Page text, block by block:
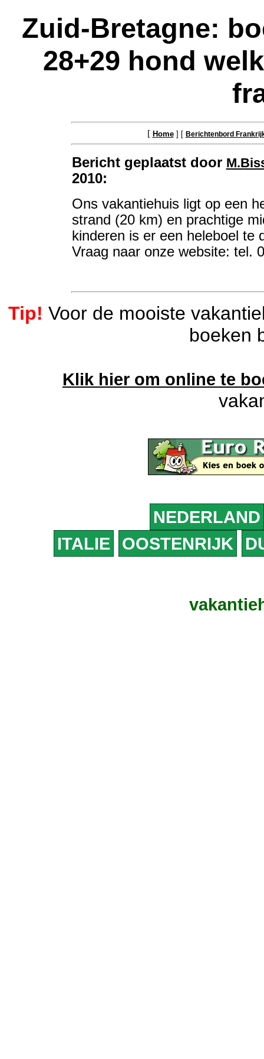
Zuid-Bretagne:
28+29 hond
[ Home] [ Berichtenbord
Bericht geplaatst door
2010:
Ons vakantiehuis ligt op een
strand (20 km) en prachtige
kinderen is er een heleboel te
Vraag naar onze website: tel.
Tip! Voor de mooiste
boeken
Klik hier om online te
NEDERLAND
ITALIE
OOSTENRIJK